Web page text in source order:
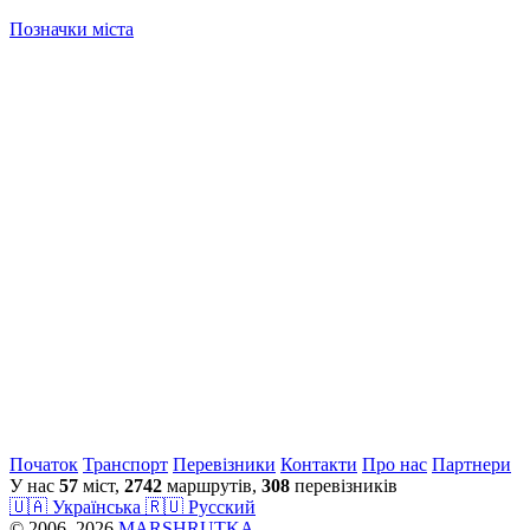
Позначки міста
Початок Транспорт Перевiзники Контакти Про нас Партнери
У нас 57 міст, 2742 маршрутів, 308 перевізників
🇺🇦 Українська 🇷🇺 Русский